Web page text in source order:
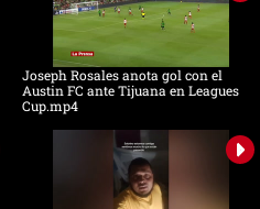
Joseph Rosales anota gol con el
Austin FC ante Tijuana en Leagues
Cup.mp4